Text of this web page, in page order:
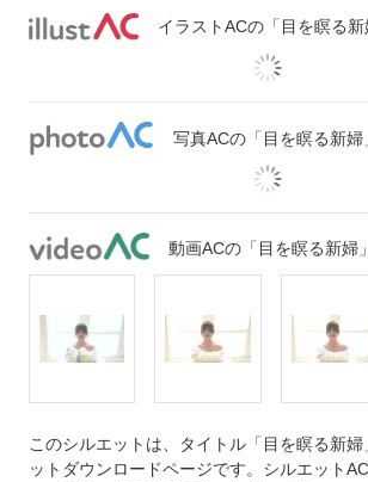
イラストACの「目を瞑る
写真ACの「目を瞑る新
動画ACの「目を瞑る新婦
このシルエットは、タイトル「目を瞑る新
ットダウンロードページです。シルエット